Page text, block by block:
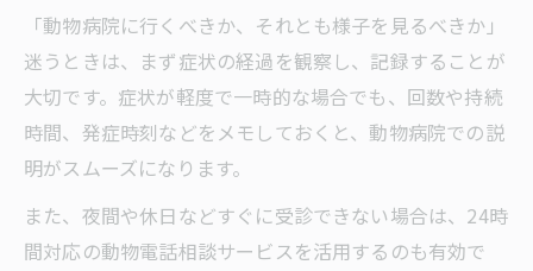
「動物病院に行くべきか、それとも様子を見るべきか」
迷うときは、まず症状の経過を観察し、記録することが
大切です。症状が軽度で一時的な場合でも、回数や持続
時間、発症時刻などをメモしておくと、動物病院での説
明がスムーズになります。
また、夜間や休日などすぐに受診できない場合は、24時
間対応の動物電話相談サービスを活用するのも有効で